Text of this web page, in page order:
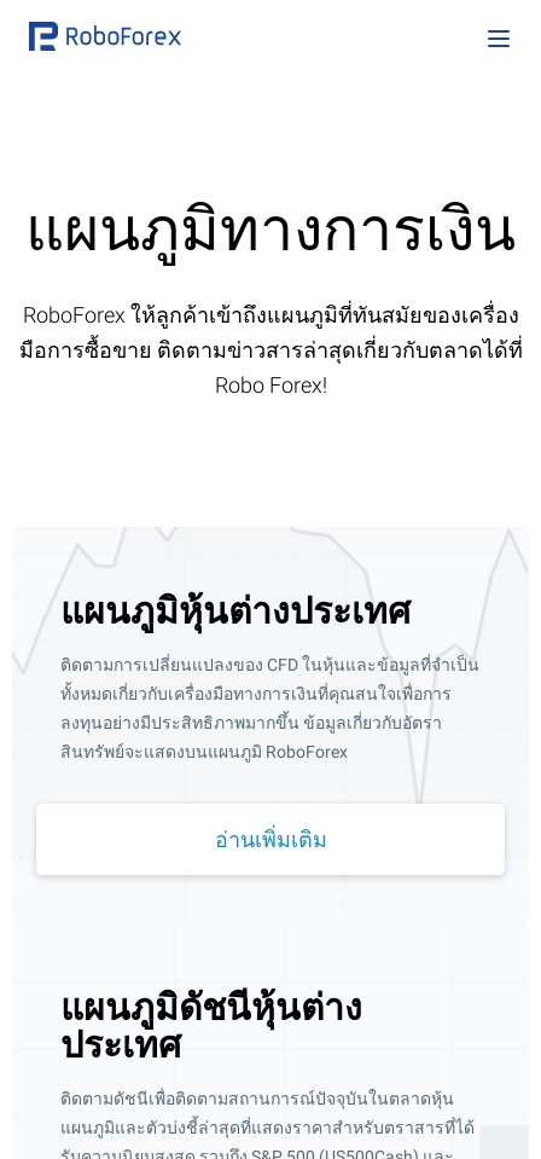
แผนภูมิทางการเงิน
RoboForex ให้ลูกค้าเข้าถึงแผนภูมิที่ทันสมัยของเครื่อง
มือการซื้อขาย ติดตามข่าวสารล่าสุดเกี่ยวกับตลาดได้ที่
Robo Forex!
แผนภูมิหุ้นต่างประเทศ
ติดตามการเปลี่ยนแปลงของ CFD ในหุ้นและข้อมูลที่จำเป็น
ทั้งหมดเกี่ยวกับเครื่องมือทางการเงินที่คุณสนใจเพื่อการ
ลงทุนอย่างมีประสิทธิภาพมากขึ้น ข้อมูลเกี่ยวกับอัตรา
สินทรัพย์จะแสดงบนแผนภูมิ RoboForex
อ่านเพิ่มเติม
แผนภูมิดัชนีหุ้นต่าง
ประเทศ
ติดตามดัชนีเพื่อติดตามสถานการณ์ปัจจุบันในตลาดหุ้น
แผนภูมิและตัวบ่งชี้ล่าสุดที่แสดงราคาสำหรับตราสารที่ได้